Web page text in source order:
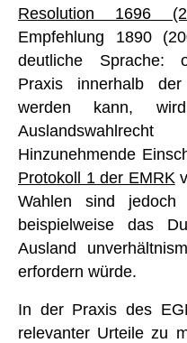
Resolution 1696
Empfehlung 1890
deutliche Sprache:
Praxis innerhalb der
werden kann,
Hinzunehmende
Protokoll 1 der EMRK
Wahlen sind jedoch
beispielweise das
Ausland
erfordern würde.
In der Praxis des
relevanter Urteile zu